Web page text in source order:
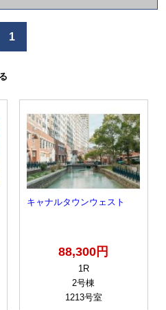
か
1
キャナルタウンウェスト
88,300円
1R
2号棟
1213号室